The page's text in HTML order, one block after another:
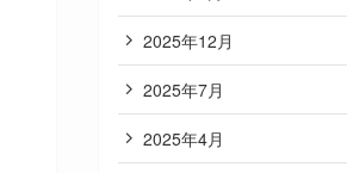
2025年12月
2025年7月
2025年4月